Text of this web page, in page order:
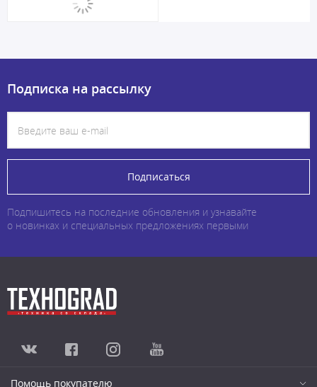
Подписка на рассылку
Подписаться
Подпишитесь на последние обновления и узнавайте
о новинках и специальных предложениях первыми
Помощь покупателю